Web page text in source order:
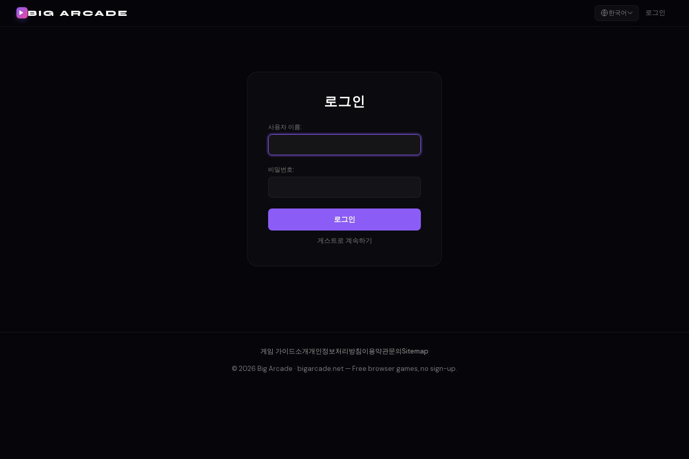
▶ BIG ARCADE 한국어 로그인
로그인
사용자 이름:
비밀번호:
로그인
게스트로 계속하기
게임 가이드소개개인정보처리방침이용약관문의Sitemap
© 2026 Big Arcade · bigarcade.net — Free browser games, no sign-up.